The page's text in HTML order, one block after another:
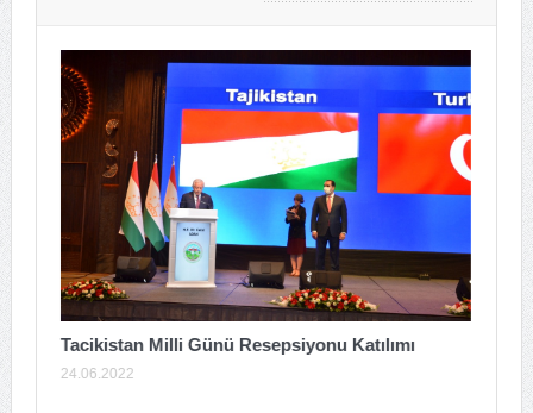
Tacikistan Milli Günü Resepsiyonu Katılımı
24.06.2022